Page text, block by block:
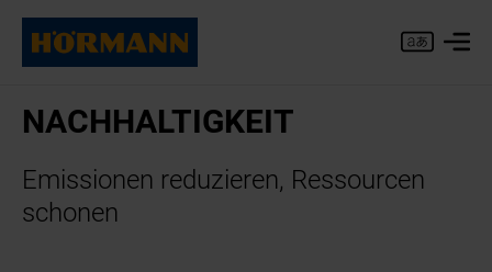
NACH­HAL­TIG­KEIT
Emis­sio­nen re­du­zie­ren, Res­sour­cen
scho­nen